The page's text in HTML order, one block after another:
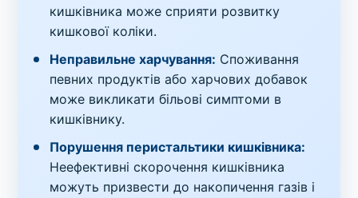
кишківника може сприяти розвитку
кишкової коліки.
Неправильне харчування: Споживання
певних продуктів або харчових добавок
може викликати більові симптоми в
кишківнику.
Порушення перистальтики кишківника:
Неефективні скорочення кишківника
можуть призвести до накопичення газів і